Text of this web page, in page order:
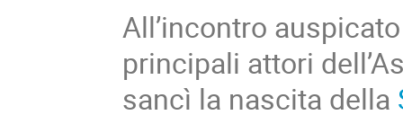
All’incontro
principali attori
sancì la nascita della